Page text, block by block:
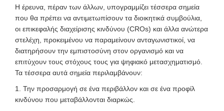
Η έρευνα, πέραν των άλλων, υπογραμμίζει τέσσερα σημεία
που θα πρέπει να αντιμετωπίσουν τα διοικητικά συμβούλια,
οι επικεφαλής διαχείρισης κινδύνου (CROs) και άλλα ανώτερα
στελέχη, προκειμένου να παραμείνουν ανταγωνιστικοί, να
διατηρήσουν την εμπιστοσύνη στον οργανισμό και να
επιτύχουν τους στόχους τους για ψηφιακό μετασχηματισμό.
Τα τέσσερα αυτά σημεία περιλαμβάνουν:
1. Την προσαρμογή σε ένα περιβάλλον και σε ένα προφίλ
κινδύνου που μεταβάλλονται διαρκώς.